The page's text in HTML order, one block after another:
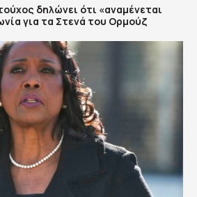
δηλώνει ότι «αναμένεται
για τα Στενά του Ορμούζ